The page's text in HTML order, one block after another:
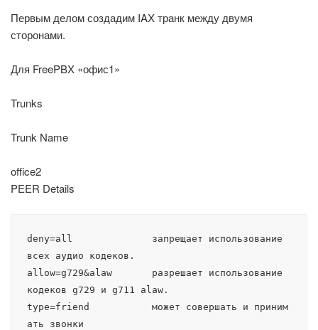
Первым делом создадим IAX транк между двумя
сторонами.
Для FreePBX «офис1»
Trunks
Trunk Name
office2
PEER Details
deny=all              запрещает использование
всех аудио кодеков.
allow=g729&alaw       разрешает использование
кодеков g729 и g711 alaw.
type=friend           может совершать и приним
ать звонки